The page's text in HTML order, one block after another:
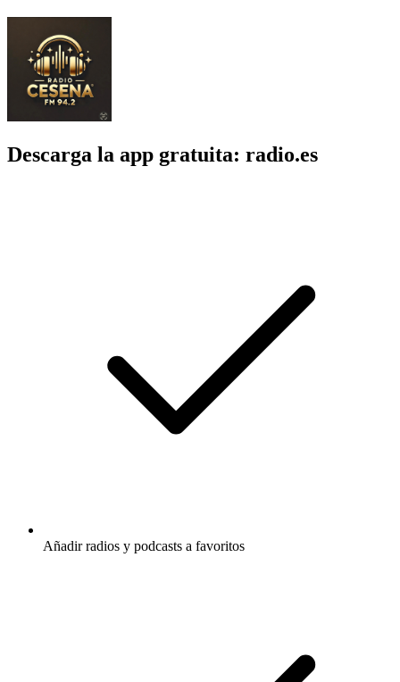
Descarga la app gratuita: radio.es
Añadir radios y podcasts a favoritos